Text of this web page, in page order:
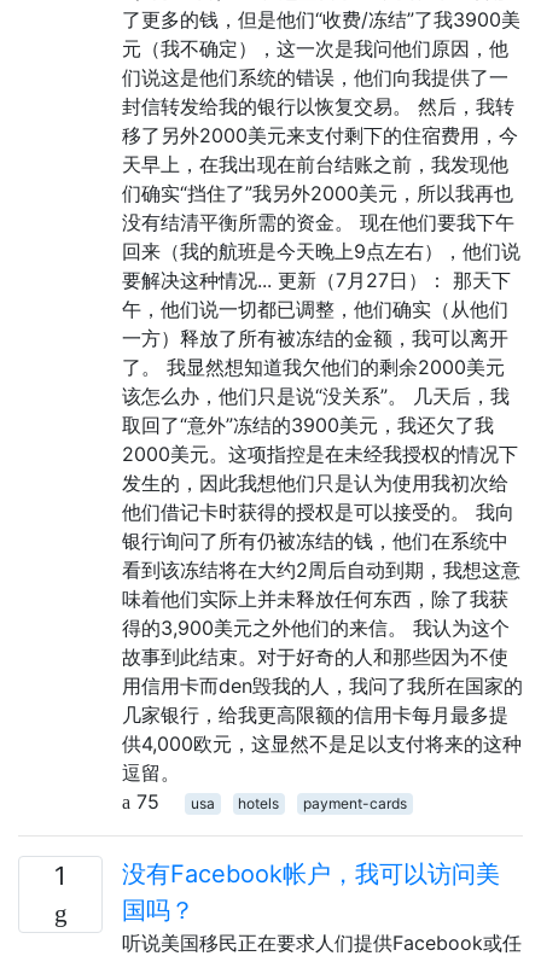
了更多的钱，但是他们“收费/冻结”了我3900美
元（我不确定），这一次是我问他们原因，他
们说这是他们系统的错误，他们向我提供了一
封信转发给我的银行以恢复交易。 然后，我转
移了另外2000美元来支付剩下的住宿费用，今
天早上，在我出现在前台结账之前，我发现他
们确实“挡住了”我另外2000美元，所以我再也
没有结清平衡所需的资金。 现在他们要我下午
回来（我的航班是今天晚上9点左右），他们说
要解决这种情况... 更新（7月27日）： 那天下
午，他们说一切都已调整，他们确实（从他们
一方）释放了所有被冻结的金额，我可以离开
了。 我显然想知道我欠他们的剩余2000美元
该怎么办，他们只是说“没关系”。 几天后，我
取回了“意外”冻结的3900美元，我还欠了我
2000美元。这项指控是在未经我授权的情况下
发生的，因此我想他们只是认为使用我初次给
他们借记卡时获得的授权是可以接受的。 我向
银行询问了所有仍被冻结的钱，他们在系统中
看到该冻结将在大约2周后自动到期，我想这意
味着他们实际上并未释放任何东西，除了我获
得的3,900美元之外他们的来信。 我认为这个
故事到此结束。对于好奇的人和那些因为不使
用信用卡而den毁我的人，我问了我所在国家的
几家银行，给我更高限额的信用卡每月最多提
供4,000欧元，这显然不是足以支付将来的这种
逗留。
75
usa hotels payment-cards
1
没有Facebook帐户，我可以访问美
国吗？
听说美国移民正在要求人们提供Facebook或任